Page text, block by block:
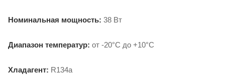
Номинальная мощность: 38 Вт
Диапазон температур: от -20°C до +10°C
Хладагент: R134a